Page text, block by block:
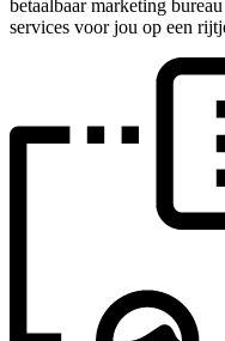
betaalbaar marketing
services voor jou op een